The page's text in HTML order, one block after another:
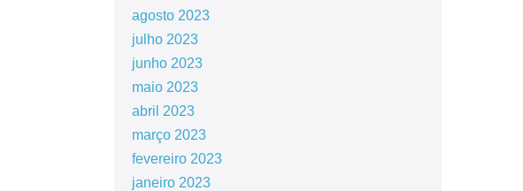
agosto 2023
julho 2023
junho 2023
maio 2023
abril 2023
março 2023
fevereiro 2023
janeiro 2023